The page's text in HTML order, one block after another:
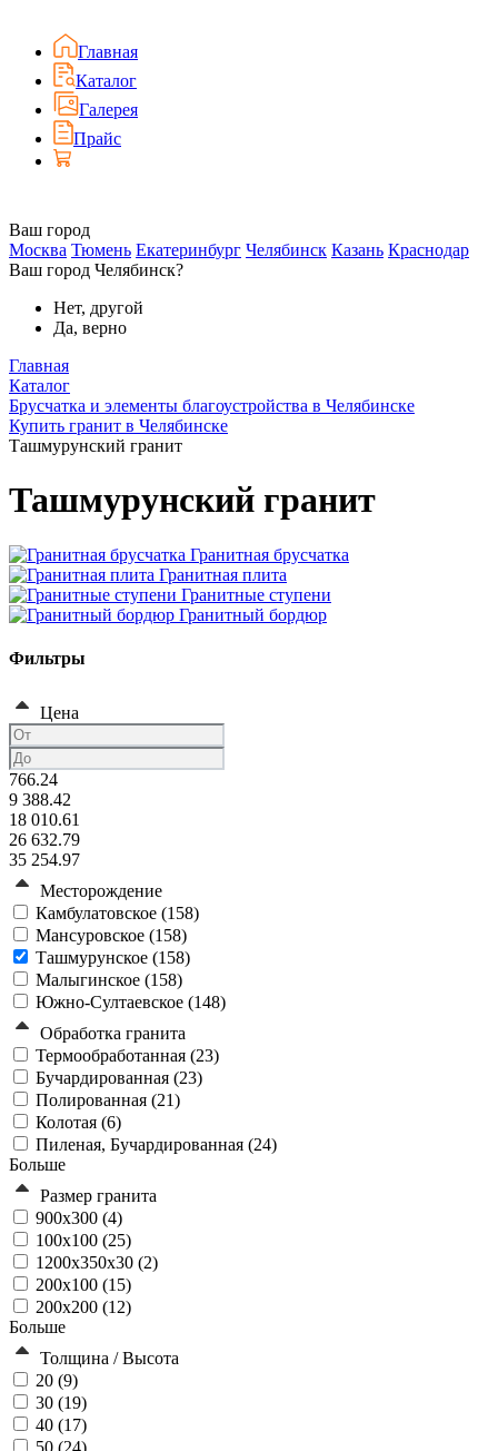
Главная
Каталог
Галерея
Прайс
Ваш город
Москва Тюмень Екатеринбург Челябинск Казань Краснодар
Ваш город Челябинск?
Нет, другой
Да, верно
Главная
Каталог
Брусчатка и элементы благоустройства в Челябинске
Купить гранит в Челябинске
Ташмурунский гранит
Ташмурунский гранит
Гранитная брусчатка
Гранитная плита
Гранитные ступени
Гранитный бордюр
Фильтры
Цена
766.24
9 388.42
18 010.61
26 632.79
35 254.97
Месторождение
Камбулатовское (158)
Мансуровское (158)
Ташмурунское (158)
Малыгинское (158)
Южно-Султаевское (148)
Обработка гранита
Термообработанная (23)
Бучардированная (23)
Полированная (21)
Колотая (6)
Пиленая, Бучардированная (24)
Больше
Размер гранита
900х300 (4)
100х100 (25)
1200x350x30 (2)
200х100 (15)
200х200 (12)
Больше
Толщина / Высота
20 (9)
30 (19)
40 (17)